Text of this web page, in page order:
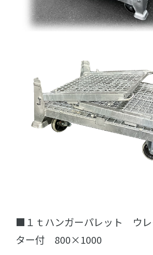
■１ｔハンガーパレット ウレ
ター付 800×1000